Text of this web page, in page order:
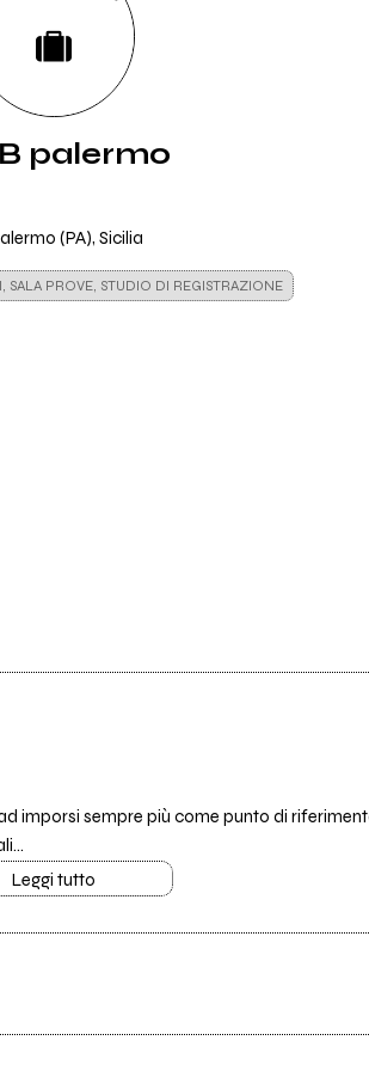
palermo
(PA), Sicilia
PROVE, STUDIO DI REGISTRAZIONE
imporsi sempre più come punto di
Leggi tutto